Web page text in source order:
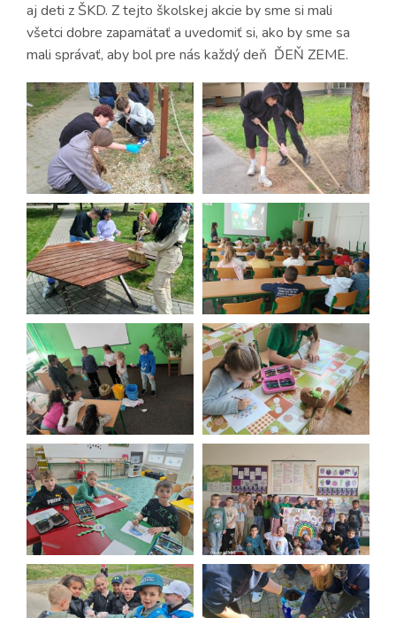
aj deti z ŠKD. Z tejto školskej akcie by sme si mali
všetci dobre zapamätať a uvedomiť si, ako by sme sa
mali správať, aby bol pre nás každý deň ĎEŇ ZEME.